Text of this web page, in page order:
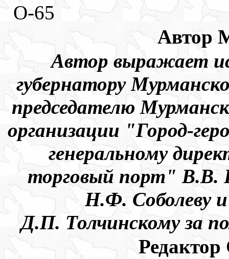
О-65
Автор
Автор выражает
губернатору
председателю
организации "Город-
генеральному
торговый порт" В.В.
Н.Ф. Соболеву
Д.П. Толчинскому за